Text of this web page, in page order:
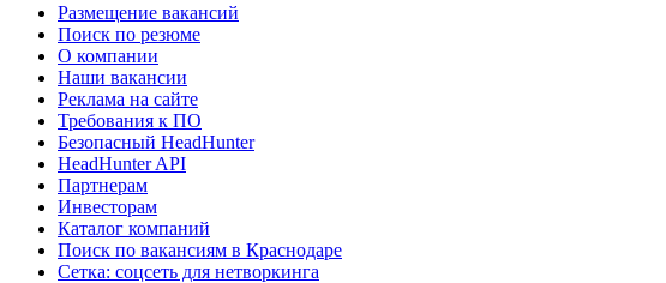
Размещение вакансий
Поиск по резюме
О компании
Наши вакансии
Реклама на сайте
Требования к ПО
Безопасный HeadHunter
HeadHunter API
Партнерам
Инвесторам
Каталог компаний
Поиск по вакансиям в Краснодаре
Сетка: соцсеть для нетворкинга